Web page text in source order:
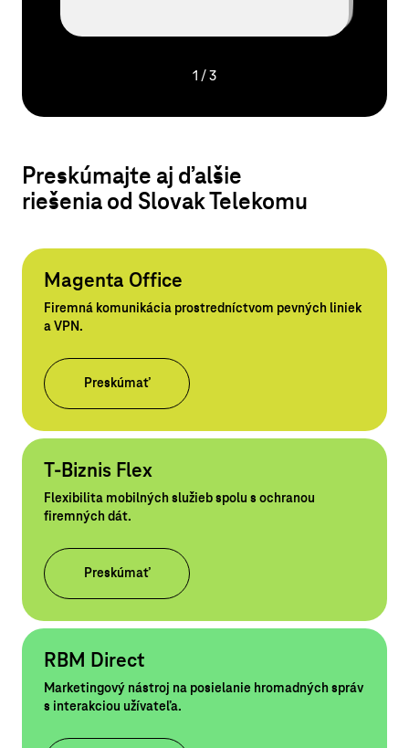
1 / 3
Preskúmajte aj ďalšie
riešenia od Slovak Telekomu
Magenta Office
Firemná komunikácia prostredníctvom pevných liniek
a VPN.
Preskúmať
T-Biznis Flex
Flexibilita mobilných služieb spolu s ochranou
firemných dát.
Preskúmať
RBM Direct
Marketingový nástroj na posielanie hromadných správ
s interakciou užívateľa.